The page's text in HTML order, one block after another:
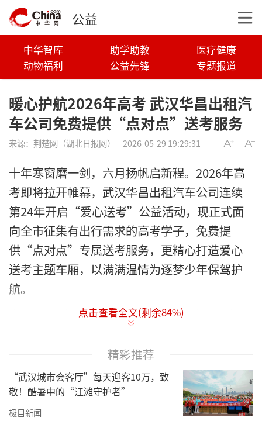
公益
中华智库 助学助教
医疗健康
动物福利
公益先锋 专题报道
暖心护航2026年高考 武汉华昌出租汽
车公司免费提供“点对点”送考服务
来源： 荆楚网（湖北日报网） 2026-05-29 19:29:31
十年寒窗磨一剑，六月扬帆启新程。2026年高
考即将拉开帷幕，武汉华昌出租汽车公司连续
第24年开启“爱心送考”公益活动，现正式面
向全市征集有出行需求的高考学子，免费提
供“点对点”专属送考服务，更精心打造爱心
送考主题车厢，以满满温情为逐梦少年保驾护
航。
自2003年首次发起以来，华昌公司“爱心送
武汉高考季深入人心的文明名片与温暖印记。
今年，华昌公司延续公益初心，集结“捉急小
分队”“万青服务车队”“搭把手车队”“520
爱心车队”“微笑服务车队”5支金牌志愿车
点击查看全文(剩余84%)
精彩推荐
“武汉城市会客厅”每天迎客10万，致
敬！酷暑中的“江滩守护者”
极目新闻